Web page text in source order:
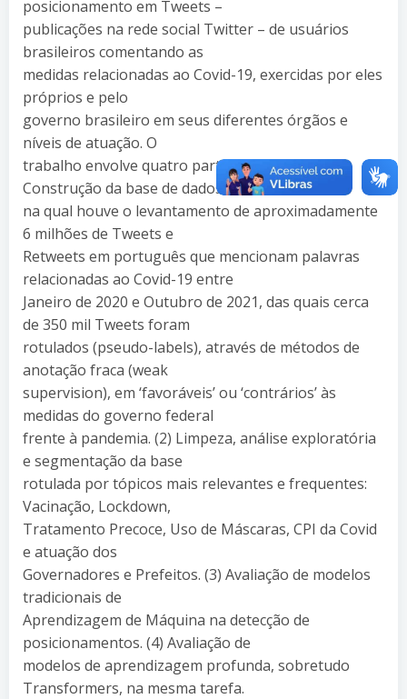
posicionamento em Tweets –
publicações na rede social Twitter – de usuários
brasileiros comentando as
medidas relacionadas ao Covid-19, exercidas por eles
próprios e pelo
governo brasileiro em seus diferentes órgãos e
níveis de atuação. O
trabalho envolve quatro partes principais: (1)
Construção da base de dados,
na qual houve o levantamento de aproximadamente
6 milhões de Tweets e
Retweets em português que mencionam palavras
relacionadas ao Covid-19 entre
Janeiro de 2020 e Outubro de 2021, das quais cerca
de 350 mil Tweets foram
rotulados (pseudo-labels), através de métodos de
anotação fraca (weak
supervision), em ‘favoráveis’ ou ‘contrários’ às
medidas do governo federal
frente à pandemia. (2) Limpeza, análise exploratória
e segmentação da base
rotulada por tópicos mais relevantes e frequentes:
Vacinação, Lockdown,
Tratamento Precoce, Uso de Máscaras, CPI da Covid
e atuação dos
Governadores e Prefeitos. (3) Avaliação de modelos
tradicionais de
Aprendizagem de Máquina na detecção de
posicionamentos. (4) Avaliação de
modelos de aprendizagem profunda, sobretudo
Transformers, na mesma tarefa.